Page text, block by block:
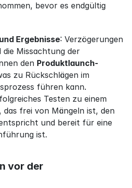
bevor es endgültig
Ergebnisse: Verzögerungen
Missachtung der
den Produktlaunch-
zu Rückschlägen im
führen kann.
Testen zu einem
frei von Mängeln ist, den
und bereit für eine
ist.
vor der